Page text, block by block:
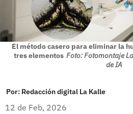
El método casero para eliminar la
tres elementos Foto: Fotomontaje
de IA
Por: Redacción digital La Kalle
12 de Feb, 2026